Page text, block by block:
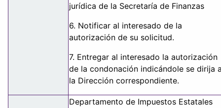
jurídica de la Secretaría de Finanzas
6. Notificar al interesado de la
autorización de su solicitud.
7. Entregar al interesado la autorización
de la condonación indicándole se dirija
la Dirección correspondiente.
Departamento de Impuestos Estatales